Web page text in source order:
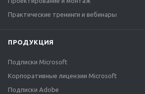
Практические тренинги и вебинары
ПРОДУКЦИЯ
Подписки Microsoft
Корпоративные лицензии Microsoft
Подписки Adobe